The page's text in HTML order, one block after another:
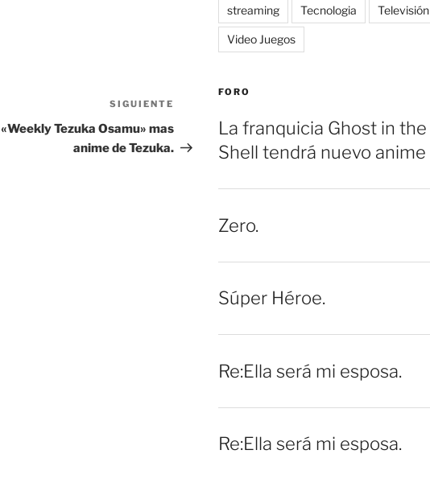
entrada
SIGUIENTE
«Weekly Tezuka Osamu» mas
anime de Tezuka.
streaming Tecnologia Televisión
Video Juegos
FORO
La franquicia Ghost in the
Shell tendrá nuevo anime
Zero.
Súper Héroe.
Re:Ella será mi esposa.
Re:Ella será mi esposa.